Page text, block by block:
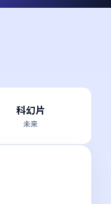
科幻片
未来